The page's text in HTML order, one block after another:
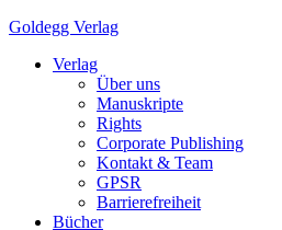
Goldegg Verlag
Verlag
Über uns
Manuskripte
Rights
Corporate Publishing
Kontakt & Team
GPSR
Barrierefreiheit
Bücher